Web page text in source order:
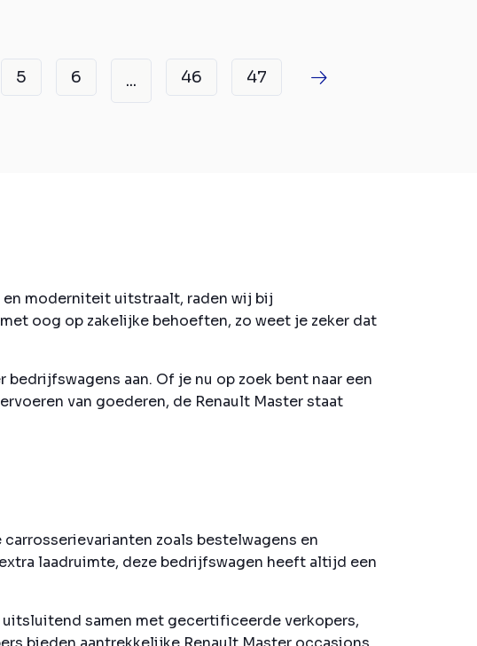
5 6 ... 46 47
moderniteit uitstraalt, raden wij bij
oog op zakelijke behoeften, zo weet je zeker dat
aan. Of je nu op zoek bent naar een
van goederen, de Renault Master staat
zoals bestelwagens en
laadruimte, deze bedrijfswagen heeft altijd een
samen met gecertificeerde verkopers,